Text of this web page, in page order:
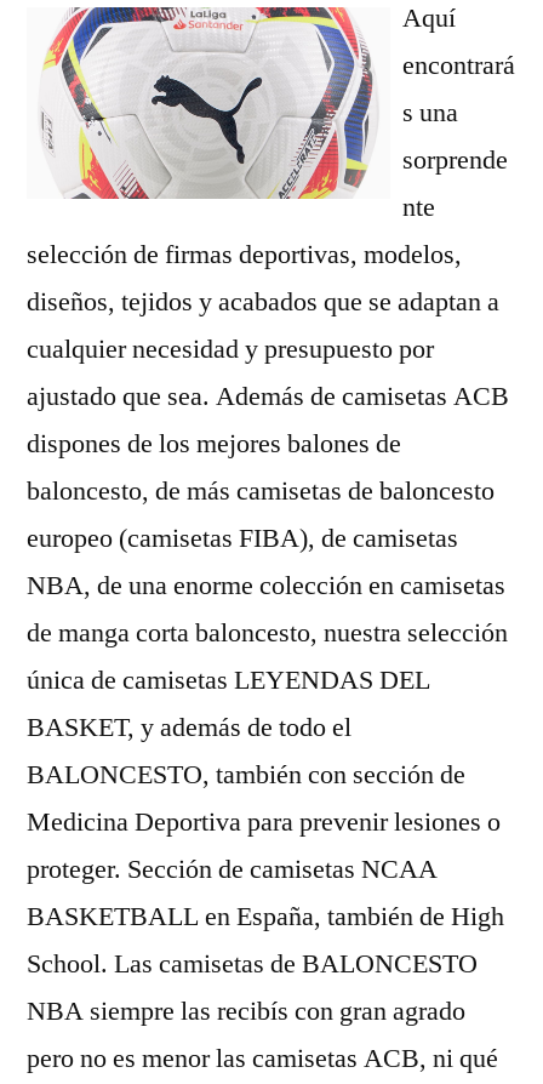
Aquí
encontrará
s una
sorprende
nte
selección de firmas deportivas, modelos,
diseños, tejidos y acabados que se adaptan a
cualquier necesidad y presupuesto por
ajustado que sea. Además de camisetas ACB
dispones de los mejores balones de
baloncesto, de más camisetas de baloncesto
europeo (camisetas FIBA), de camisetas
NBA, de una enorme colección en camisetas
de manga corta baloncesto, nuestra selección
única de camisetas LEYENDAS DEL
BASKET, y además de todo el
BALONCESTO, también con sección de
Medicina Deportiva para prevenir lesiones o
proteger. Sección de camisetas NCAA
BASKETBALL en España, también de High
School. Las camisetas de BALONCESTO
NBA siempre las recibís con gran agrado
pero no es menor las camisetas ACB, ni qué